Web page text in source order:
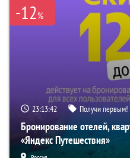
-12%
23:13:41 Получи первым!
Бронирование отелей,
«Яндекс Путешествия»